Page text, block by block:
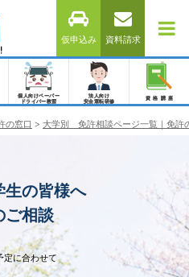
仮申込み 資料請求
個人向けペーパー
ドライバー教習
法人向け
安全運転研修
資格講座
の窓口 > 大学別 免許相談ページ一覧｜免許
生の皆様へ
ご相談
定に合わせて